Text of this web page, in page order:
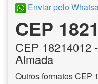
Enviar pelo
CEP
CEP 18214012
Almada
Outros formatos CEP